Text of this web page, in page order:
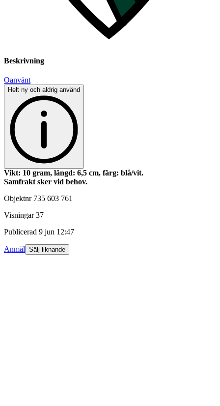
Beskrivning
Oanvänt
Helt ny och aldrig använd
Vikt: 10 gram, längd: 6,5 cm, färg: blå/vit.
Samfrakt sker vid behov.
Objektnr 735 603 761
Visningar 37
Publicerad 9 jun 12:47
Anmäl Sälj liknande